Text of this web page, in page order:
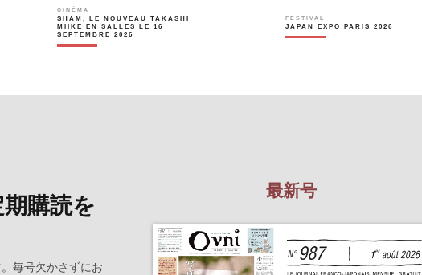
CINÉMA
SHAM, LE NOUVEAU TAKASHI
MIIKE EN SALLES LE 16
SEPTEMBRE 2026
FESTIVAL
JAPAN EXPO PARIS 2026
購読を
毎号欠かさずにお
最新号